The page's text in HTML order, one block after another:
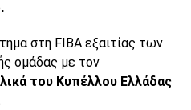
στη FIBA εξαιτίας των
ομάδας με τον
του Κυπέλλου Ελλάδας